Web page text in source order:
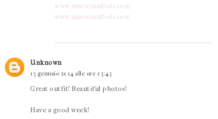
www.mariezamboli.com
www.mariezamboli.com
Unknown
13 gennaio 2014 alle ore 03:43
Great outfit! Beautiful photos!
Have a good week!